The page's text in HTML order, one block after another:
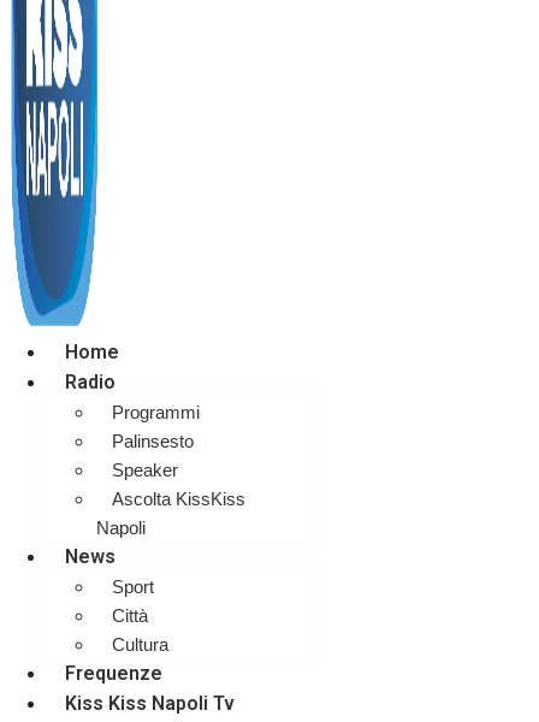
Home
Radio
Programmi
Palinsesto
Speaker
Ascolta KissKiss
Napoli
News
Sport
Città
Cultura
Frequenze
Kiss Kiss Napoli Tv